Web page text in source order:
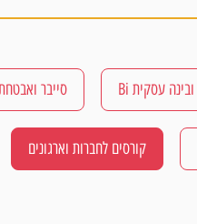
סייבר
קורסים לחברות וארגונים